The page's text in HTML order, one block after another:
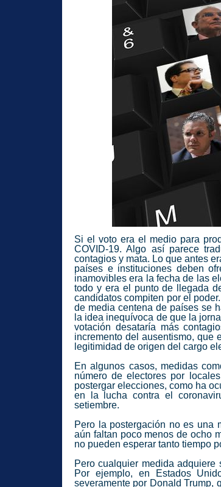
Si el voto era el medio para
COVID-19. Algo así parece
contagios y mata. Lo que antes
países e instituciones deben
inamovibles era la fecha de las
todo y era el punto de llegada
candidatos compiten por el
de media centena de países se
la idea inequívoca de que la
votación desataría más
incremento del ausentismo, que
legitimidad de origen del cargo
En algunos casos, medidas
número de electores por
postergar elecciones, como ha
en la lucha contra el
setiembre.
Pero la postergación no es una
aún faltan poco menos de ocho
no pueden esperar tanto tiempo
Pero cualquier medida
Por ejemplo, en Estados
severamente por Donald Trump,